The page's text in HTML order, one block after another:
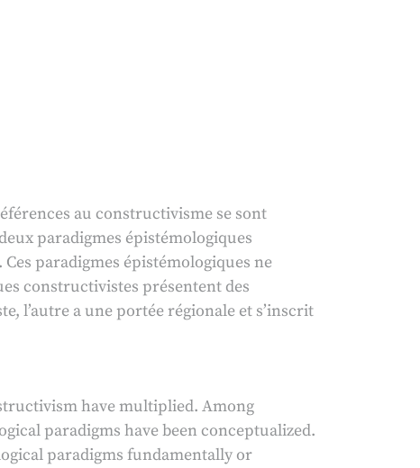
au constructivisme se sont
paradigmes épistémologiques
paradigmes épistémologiques ne
constructivistes présentent des
l’autre a une portée régionale et s’inscrit
have multiplied. Among
paradigms have been conceptualized.
paradigms fundamentally or